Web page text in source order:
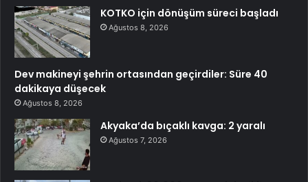
KOTKO için dönüşüm süreci başladı
Ağustos 8, 2026
Dev makineyi şehrin ortasından geçirdiler: Süre 40
dakikaya düşecek
Ağustos 8, 2026
Akyaka’da bıçaklı kavga: 2 yaralı
Ağustos 7, 2026